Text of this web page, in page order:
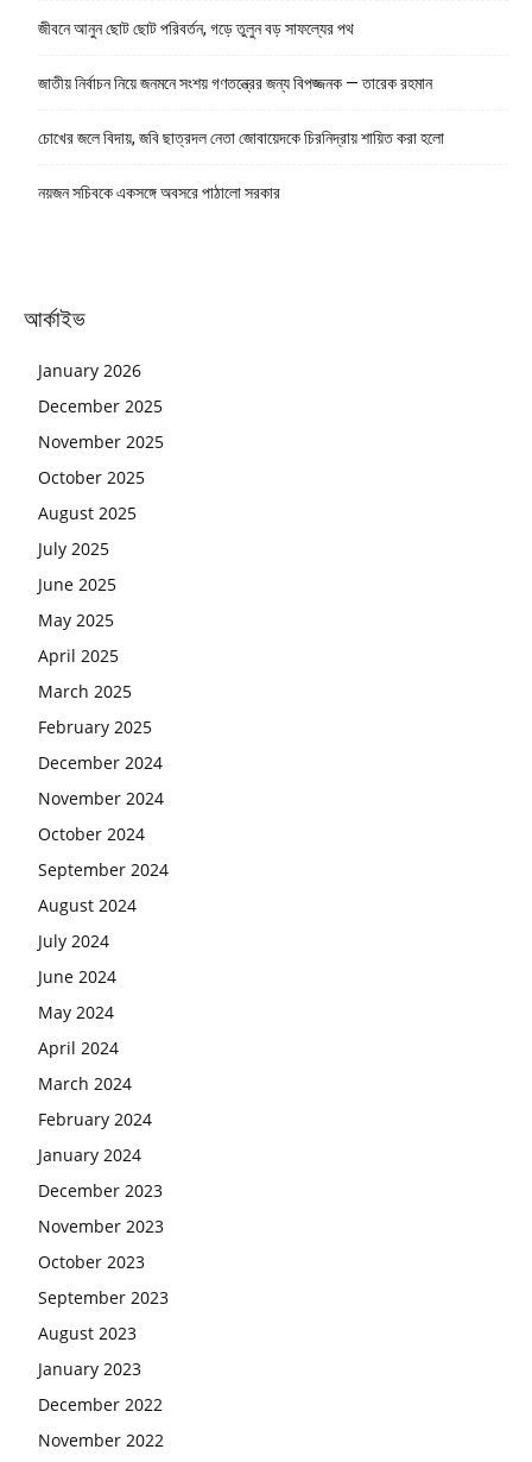
জীবনে আনুন ছোট ছোট পরিবর্তন, গড়ে তুলুন বড় সাফল্যের পথ
জাতীয় নির্বাচন নিয়ে জনমনে সংশয় গণতন্ত্রের জন্য বিপজ্জনক — তারেক রহমান
চোখের জলে বিদায়, জবি ছাত্রদল নেতা জোবায়েদকে চিরনিদ্রায় শায়িত করা হলো
নয়জন সচিবকে একসঙ্গে অবসরে পাঠালো সরকার
আর্কাইভ
January 2026
December 2025
November 2025
October 2025
August 2025
July 2025
June 2025
May 2025
April 2025
March 2025
February 2025
December 2024
November 2024
October 2024
September 2024
August 2024
July 2024
June 2024
May 2024
April 2024
March 2024
February 2024
January 2024
December 2023
November 2023
October 2023
September 2023
August 2023
January 2023
December 2022
November 2022